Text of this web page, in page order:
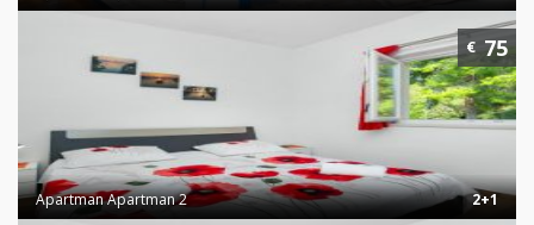
Apartman Apartman 2 2+1
€75